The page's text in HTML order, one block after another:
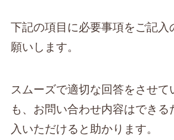
下記の項目に必要事項をご記入
願いします。
スムーズで適切な回答をさせて
も、お問い合わせ内容はできる
入いただけると助かります。